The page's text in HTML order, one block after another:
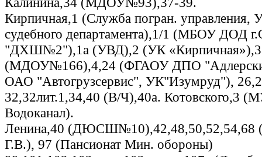
Кирпичная,1 (Служба погран. управления,
судебного департамента),1/1 (МБОУ ДОД
"ДХШ№2"),1а (УВД),2 (УК «Кирпичная»),3
(МДОУ№166),4,24 (ФГАОУ ДПО
ОАО "Автогрузсервис", УК"Изумруд"),
32,32лит.1,34,40 (В/Ч),40а. Котовского,3
Водоканал).
Ленина,40 (ДЮСШ№10),42,48,50,52,54,68
Г.В.), 97 (Пансионат Мин. обороны)